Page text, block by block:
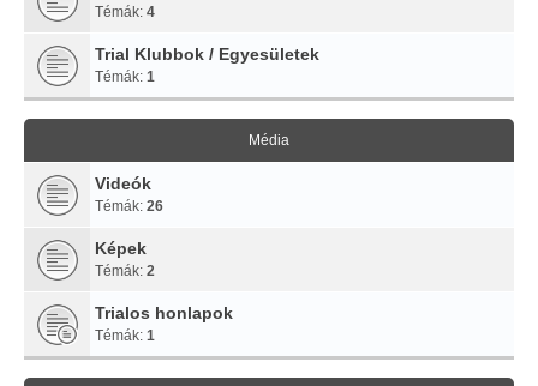
Témák: 4
Trial Klubbok / Egyesületek
Témák: 1
Média
Videók
Témák: 26
Képek
Témák: 2
Trialos honlapok
Témák: 1